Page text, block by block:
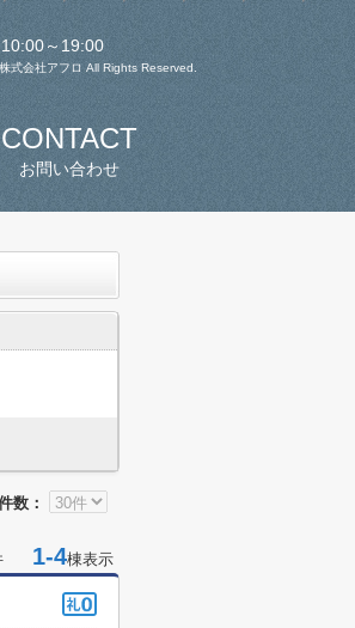
～19:00
式会社アフロ All Rights Reserved.
CONTACT
お問い合わせ
数：
1-4棟表示